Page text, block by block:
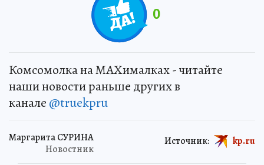
0
Комсомолка на MAXималках - читайте
наши новости раньше других в
канале @truekpru
Маргарита СУРИНА
Новостник
Источник: kp.ru